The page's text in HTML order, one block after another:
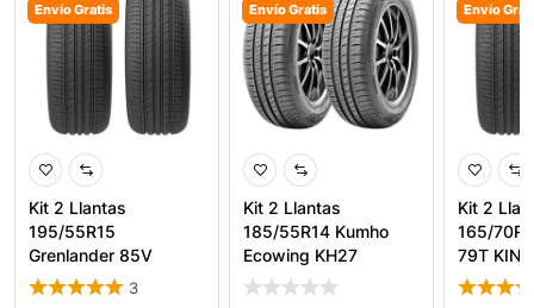
Envío Gratis
Kit 2 Llantas
195/55R15
Grenlander 85V
KingPro One
3
Envío Gratis
Kit 2 Llantas
185/55R14 Kumho
Ecowing KH27
Envío
Kit 2
165/
79T